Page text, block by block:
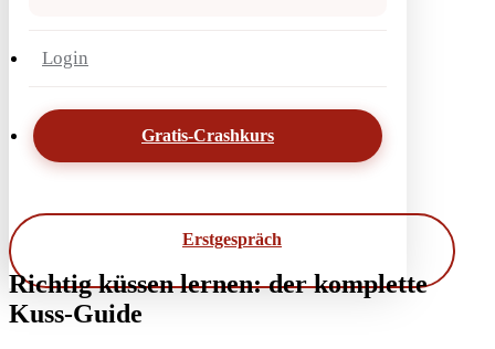
Login
Gratis-Crashkurs
Erstgespräch
Richtig küssen lernen: der komplette
Kuss-Guide